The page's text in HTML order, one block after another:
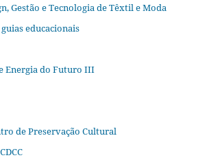
Gestão e Tecnologia de Têxtil e Moda
educacionais
Energia do Futuro III
de Preservação Cultural